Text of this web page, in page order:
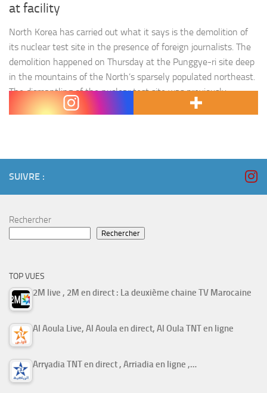
at facility
North Korea has carried out what it says is the demolition of
its nuclear test site in the presence of foreign journalists. The
demolition happened on Thursday at the Punggye-ri site deep
in the mountains of the North’s sparsely populated northeast.
The dismantling of the nuclear test site was previously
announced by North Korean leader…
SUIVRE :
Rechercher
Rechercher
TOP VUES
2M live , 2M en direct : La deuxième chaine TV Marocaine
Al Aoula Live, Al Aoula en direct, Al Oula TNT en ligne
Arryadia TNT en direct , Arriadia en ligne ,…